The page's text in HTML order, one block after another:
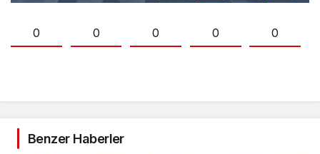
0 0 0 0 0
Benzer Haberler